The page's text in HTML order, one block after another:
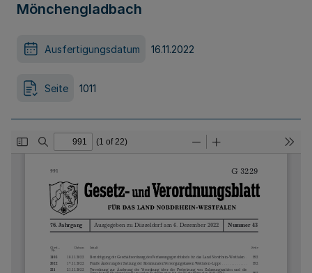
Mönchengladbach
Ausfertigungsdatum 16.11.2022
Seite 1011